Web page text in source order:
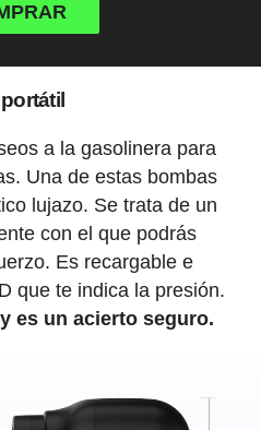
a la gasolinera para
Una de estas bombas
lujazo. Se trata de un
con el que podrás
Es recargable e
que te indica la presión.
es un acierto seguro.